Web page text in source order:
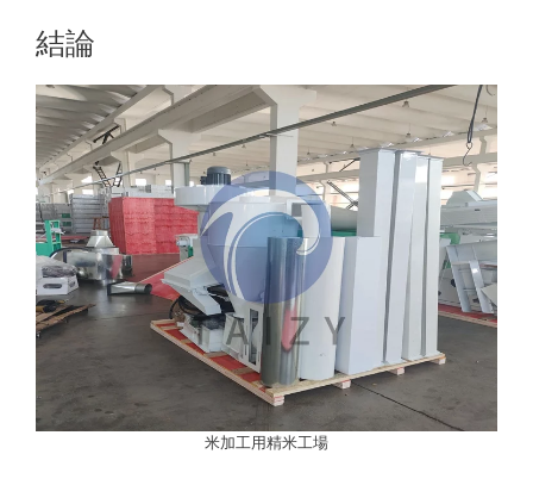
結論
米加工用精米工場